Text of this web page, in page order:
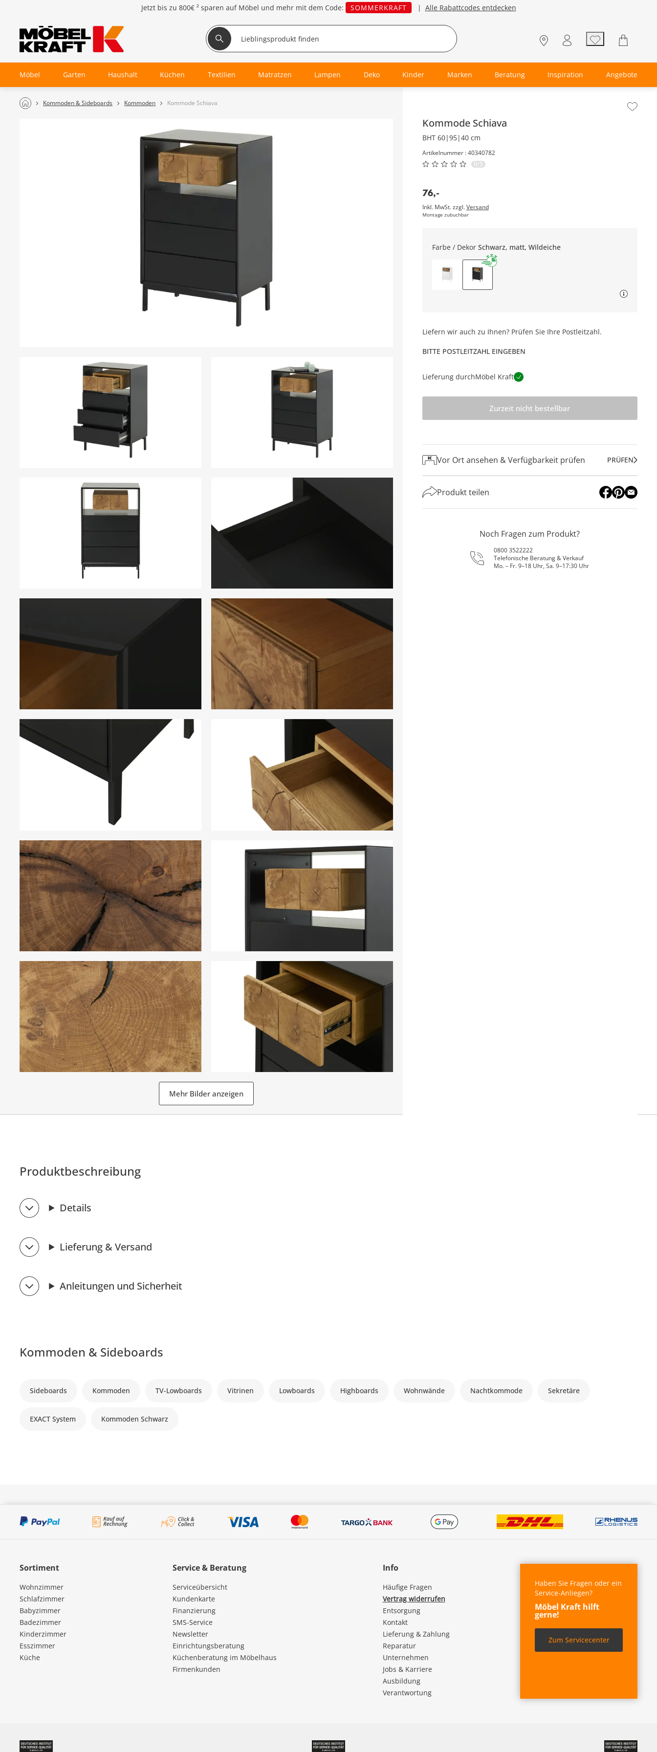
Jetzt bis zu 800€ ² sparen auf Möbel und mehr mit dem Code: SOMMERKRAFT | Alle Rabattcodes entdecken
Möbel Garten Haushalt Küchen Textilien Matratzen Lampen Deko Kinder Marken Beratung Inspiration Angebote
Kommoden & Sideboards Kommoden Kommode Schiava
Mehr Bilder anzeigen
Kommode Schiava
BHT 60|95|40 cm
Artikelnummer : 40340782
0/5
76,-
Inkl. MwSt. zzgl.Versand
Montage zubuchbar
Farbe / Dekor Schwarz, matt, Wildeiche
Liefern wir auch zu Ihnen? Prüfen Sie Ihre Postleitzahl.
BITTE POSTLEITZAHL EINGEBEN
Lieferung durchMöbel Kraft
Zurzeit nicht bestellbar
Vor Ort ansehen & Verfügbarkeit prüfen PRÜFEN
Produkt teilen
Noch Fragen zum Produkt?
0800 3522222
Telefonische Beratung & Verkauf
Mo. – Fr. 9–18 Uhr, Sa. 9–17:30 Uhr
Produktbeschreibung
Details
Lieferung & Versand
Anleitungen und Sicherheit
Kommoden & Sideboards
Sideboards Kommoden TV-Lowboards Vitrinen Lowboards Highboards Wohnwände Nachtkommode Sekretäre
EXACT System Kommoden Schwarz
Sortiment
Wohnzimmer
Schlafzimmer
Babyzimmer
Badezimmer
Kinderzimmer
Esszimmer
Küche
Service & Beratung
Serviceübersicht
Kundenkarte
Finanzierung
SMS-Service
Newsletter
Einrichtungsberatung
Küchenberatung im Möbelhaus
Firmenkunden
Info
Häufige Fragen
Vertrag widerrufen
Entsorgung
Kontakt
Lieferung & Zahlung
Reparatur
Unternehmen
Jobs & Karriere
Ausbildung
Verantwortung
Haben Sie Fragen oder ein
Service-Anliegen?
Möbel Kraft hilft
gerne!
Zum Servicecenter